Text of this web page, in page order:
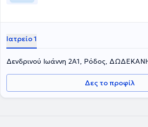
Ιατρείο 1
Δενδρινού Ιωάννη 2Α1, Ρόδος,
Δες το προφίλ